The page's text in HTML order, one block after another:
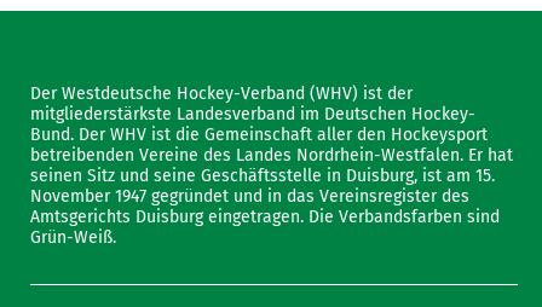
Der Westdeutsche Hockey-Verband (WHV) ist der
mitgliederstärkste Landesverband im Deutschen Hockey-
Bund. Der WHV ist die Gemeinschaft aller den Hockeysport
betreibenden Vereine des Landes Nordrhein-Westfalen. Er hat
seinen Sitz und seine Geschäftsstelle in Duisburg, ist am 15.
November 1947 gegründet und in das Vereinsregister des
Amtsgerichts Duisburg eingetragen. Die Verbandsfarben sind
Grün-Weiß.